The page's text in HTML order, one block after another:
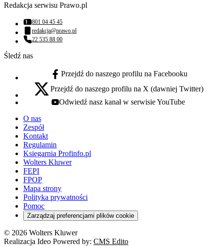
Redakcja serwisu Prawo.pl
Numer telefonu:
801 04 45 45
Adres email:
redakcja@prawo.pl
Numer telefonu:
22 535 88 00
Śledź nas
facebook - otwiera się w nowej karcie
Przejdź do naszego profilu na Facebooku
x - otwiera się w nowej karcie
Przejdź do naszego profilu na X (dawniej Twitter)
youtube - otwiera się w nowej karcie
Odwiedź nasz kanał w serwisie YouTube
O nas
Zespół
Kontakt
Regulamin
Księgarnia Profinfo.pl
Wolters Kluwer
FEPI
FPOP
Mapa strony
Polityka prywatności
Pomoc
Zarządzaj preferencjami plików cookie
© 2026 Wolters Kluwer
Realizacja Ideo Powered by: CMS Edito